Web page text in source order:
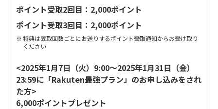
ポイント受取2回目：2,000ポイント
ポイント受取3回目：2,000ポイント
特典は受取回数ごとにお送りするポイント受取通知からお受け取り
ください
<2025年1月7日（火）9:00～2025年1月31日（金）
23:59に「Rakuten最強プラン」のお申し込みをされ
た方>
6,000ポイントプレゼント